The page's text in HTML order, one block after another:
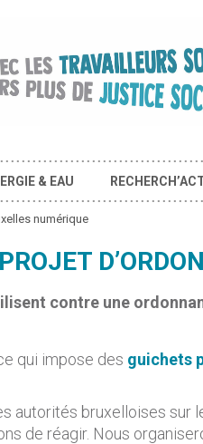
& EAU
numérique
contre une
qui impose des guichets
autorités bruxelloises sur
de réagir. Nous